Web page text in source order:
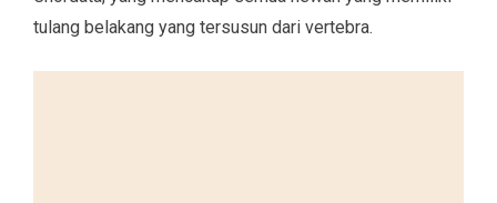
tulang belakang yang tersusun dari vertebra.